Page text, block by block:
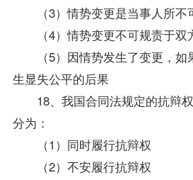
（3）情势变更是当事人所不
（4）情势变更不可规责于双
（5）因情势发生了变更，如
生显失公平的后果
18、我国合同法规定的抗辩
分为：
（1）同时履行抗辩权
（2）不安履行抗辩权